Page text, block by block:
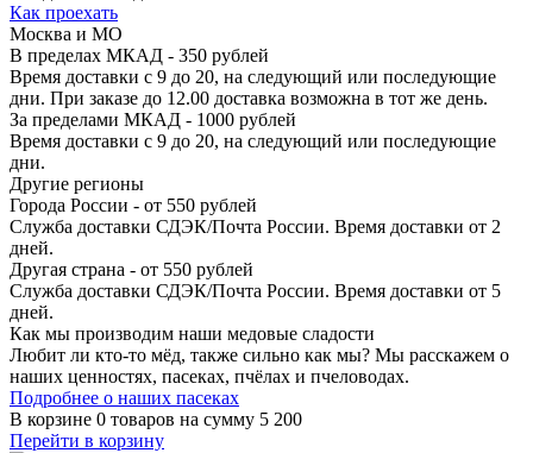
Как проехать
Москва и МО
В пределах МКАД - 350 рублей
Время доставки с 9 до 20, на следующий или последующие
дни. При заказе до 12.00 доставка возможна в тот же день.
За пределами МКАД - 1000 рублей
Время доставки с 9 до 20, на следующий или последующие
дни.
Другие регионы
Города России - от 550 рублей
Служба доставки СДЭК/Почта России. Время доставки от 2
дней.
Другая страна - от 550 рублей
Служба доставки СДЭК/Почта России. Время доставки от 5
дней.
Как мы производим наши медовые сладости
Любит ли кто-то мёд, также сильно как мы? Мы расскажем о
наших ценностях, пасеках, пчёлах и пчеловодах.
Подробнее о наших пасеках
В корзине 0 товаров на сумму 5 200
Перейти в корзину